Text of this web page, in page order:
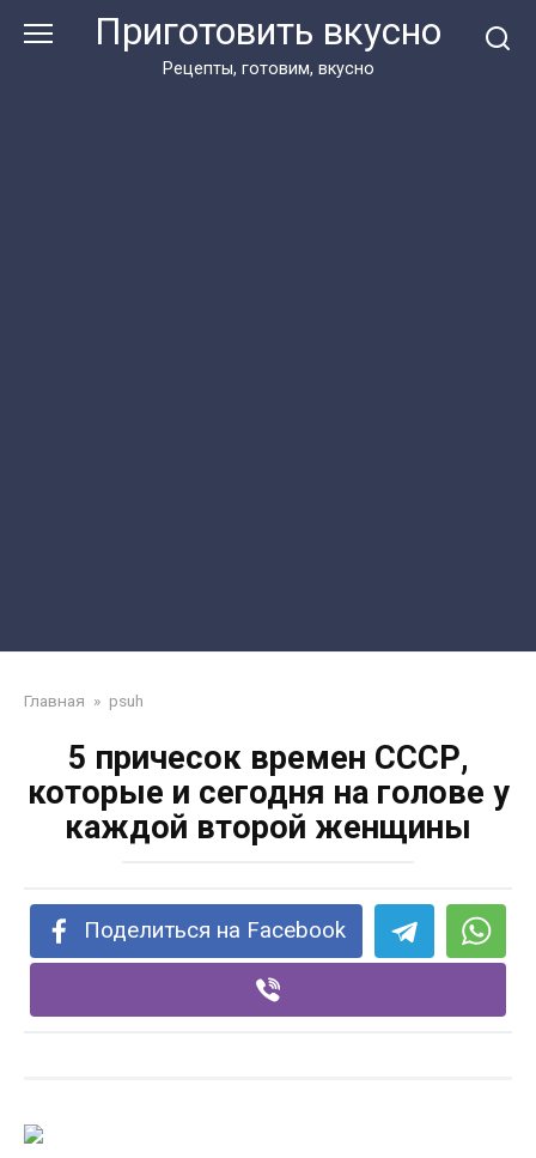
Приготовить вкусно
Рецепты, готовим, вкусно
Главная » psuh
5 причесок времен СССР,
которые и сегодня на голове у
каждой второй женщины
Поделиться на Facebook